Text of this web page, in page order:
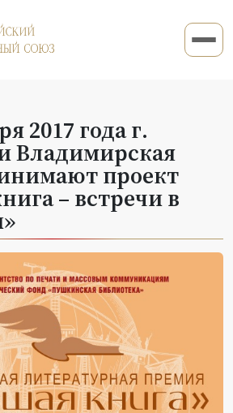
2017 года г.
Владимирская
проект
– встречи в